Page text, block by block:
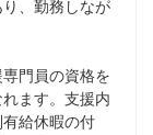
、勤務しなが
門員の資格を
ます。支援内
給休暇の付